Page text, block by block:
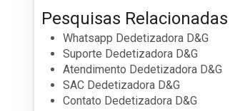
Pesquisas Relacionadas
Whatsapp Dedetizadora D&G
Suporte Dedetizadora D&G
Atendimento Dedetizadora D&G
SAC Dedetizadora D&G
Contato Dedetizadora D&G